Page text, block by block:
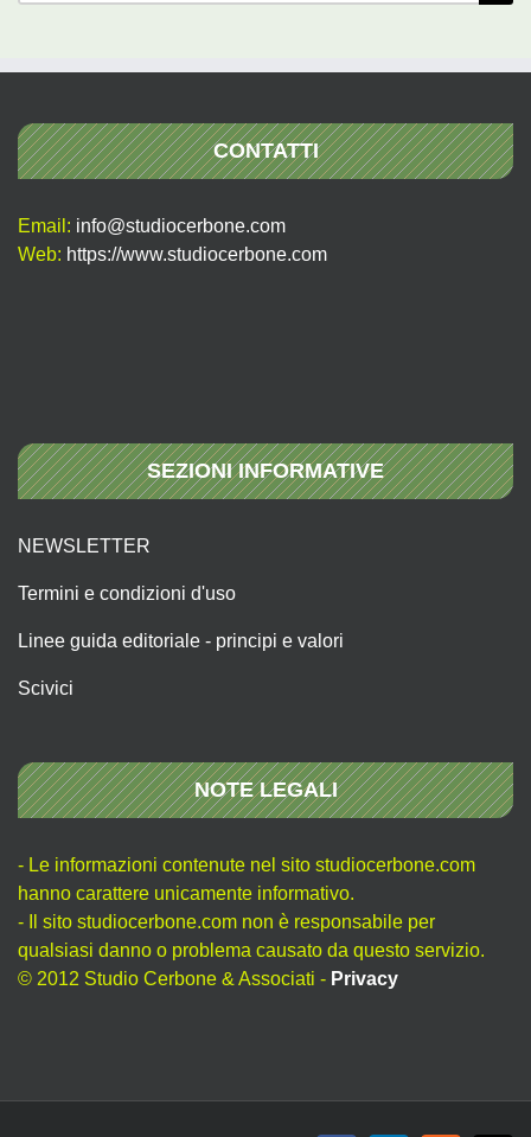
per:
CONTATTI
Email: info@studiocerbone.com
Web: https://www.studiocerbone.com
SEZIONI INFORMATIVE
NEWSLETTER
Termini e condizioni d'uso
Linee guida editoriale - principi e valori
Scivici
NOTE LEGALI
- Le informazioni contenute nel sito studiocerbone.com
hanno carattere unicamente informativo.
- Il sito studiocerbone.com non è responsabile per
qualsiasi danno o problema causato da questo servizio.
© 2012 Studio Cerbone & Associati - Privacy